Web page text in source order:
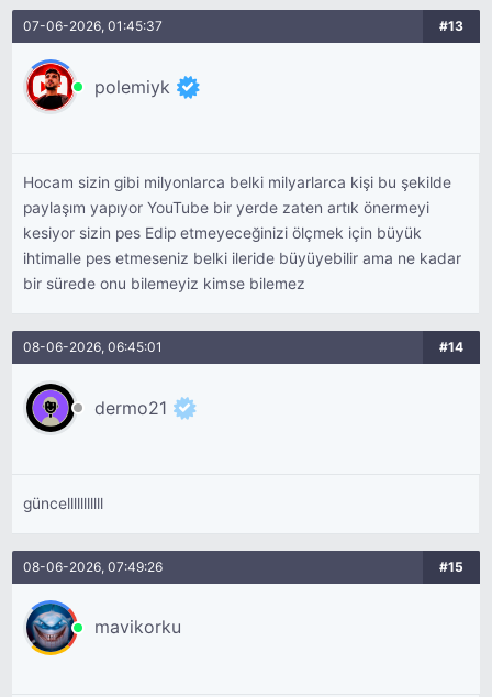
07-06-2026, 01:45:37 #13
polemiyk
Hocam sizin gibi milyonlarca belki milyarlarca kişi bu şekilde
paylaşım yapıyor YouTube bir yerde zaten artık önermeyi
kesiyor sizin pes Edip etmeyeceğinizi ölçmek için büyük
ihtimalle pes etmeseniz belki ileride büyüyebilir ama ne kadar
bir sürede onu bilemeyiz kimse bilemez
08-06-2026, 06:45:01 #14
dermo21
güncelllllllllll
08-06-2026, 07:49:26 #15
mavikorku